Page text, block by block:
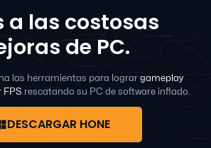
a las costosas
de PC.
las herramientas para lograr gameplay
FPS rescatando su PC de software inflado.
DESCARGAR HONE